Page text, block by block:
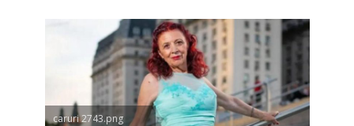
caruri 2743.png